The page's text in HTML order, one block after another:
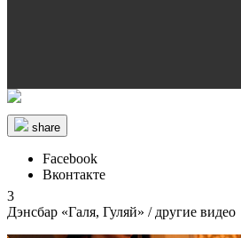
share
Facebook
Вконтакте
3
Дэнсбар «Галя, Гуляй» / другие видео